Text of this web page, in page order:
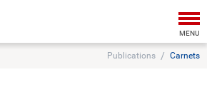
MENU
Publications Carnets